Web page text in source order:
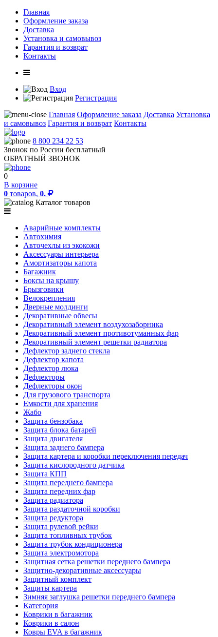
Главная
Оформление заказа
Доставка
Установка и самовывоз
Гарантия и возврат
Контакты
Вход
Регистрация
Главная Оформление заказа Доставка Установка
и самовывоз Гарантия и возврат Контакты
8 800 234 22 53
Звонок по России бесплатный
ОБРАТНЫЙ ЗВОНОК
0
В корзине
0 товаров, 0.
Каталог товаров
Аварийные комплекты
Автохимия
Авточехлы из экокожи
Аксессуары интерьера
Амортизаторы капота
Багажник
Боксы на крышу
Брызговики
Велокрепления
Дверные молдинги
Декоративные обвесы
Декоративный элемент воздухозаборника
Декоративный элемент противотуманных фар
Декоративный элемент решетки радиатора
Дефлектор заднего стекла
Дефлектор капота
Дефлектор люка
Дефлекторы
Дефлекторы окон
Для грузового транспорта
Емкости для хранения
Жабо
Защита бензобака
Защита блока батарей
Защита двигателя
Защита заднего бампера
Защита картера и коробки переключения передач
Защита кислородного датчика
Защита КПП
Защита переднего бампера
Защита передних фар
Защита радиатора
Защита раздаточной коробки
Защита редуктора
Защита рулевой рейки
Защита топливных трубок
Защита трубок кондиционера
Защита электромотора
Защитная сетка решетки переднего бампера
Защитно-декоративные аксессуары
Защитный комплект
Защиты картера
Зимняя заглушка решетки переднего бампера
Категория
Коврики в багажник
Коврики в салон
Ковры EVA в багажник